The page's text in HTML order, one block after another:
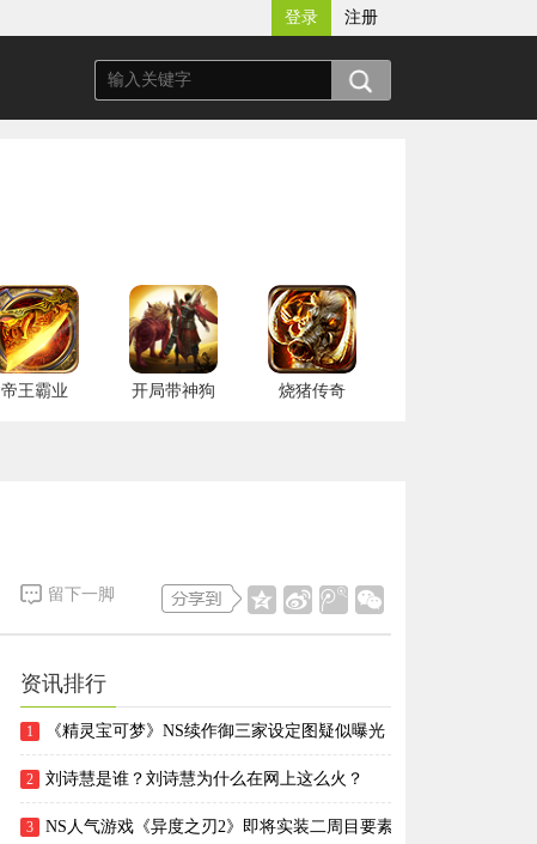
登录 注册
帝王霸业 开局带神狗 烧猪传奇
留下一脚
资讯排行
1 《精灵宝可梦》NS续作御三家设定图疑似曝光
2 刘诗慧是谁？刘诗慧为什么在网上这么火？
3 NS人气游戏《异度之刃2》即将实装二周目要素